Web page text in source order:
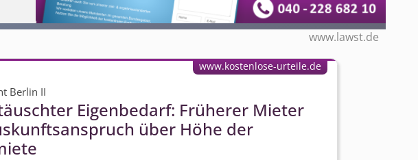
www.lawst.de
Berlin II
Eigenbedarf: Früherer Mieter
über Höhe der
www.kostenlose-urteile.de